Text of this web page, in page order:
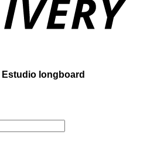
Estudio longboard